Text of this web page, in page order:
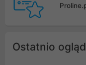
Ostatnio